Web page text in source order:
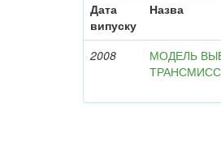
Дата
випуску
Назва
2008
МОДЕЛЬ